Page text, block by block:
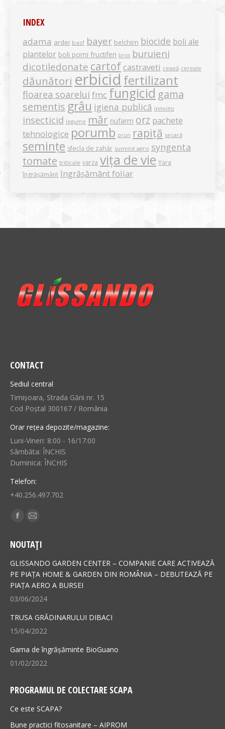
INDEX
adama ardei basf bayer belchim biocide boli ale
plantelor boli pomi fructiferi bros buruieni
dicotiledonate cartof castraveti ceapă cereale
dăunători erbicidfertilizant
floarea soarelui fmc fungicid gama
sementis grâu igiena publică innvigo
insecticid legume măr nufarm orz pachete
tehnologice porumb prun rapiță secară
semințe sfecla de zahăr summit agro syngenta
tomate triticale varza vița de vie Yara
îngrășământ îngrășământ foliar
CONTACT
Sediul central
Timișoara, Strada Gării nr. 15
Cod Poștal 300167 / România
Orar rețea depozite/magazine:
Luni-Vineri: 8:00 - 16/17:00
Sâmbăta: ÎNCHIS
Duminica: ÎNCHIS
Telefon:
+40.256.497.702
Find us on:
Facebook
opens
in
new
window
Mail
opens
in
new
window
NOUTAȚI
GLISSANDO GARDEN CENTER – COMPANIE CARE ACTIVEAZĂ
PE PIAȚA HOME & GARDEN DIN ROMÂNIA – DEBUTEAZĂ PE
PIAȚA AERO A BURSEI
03/06/2024
TRUSA GRĂDINARULUI DIBACI
15/04/2022
Gama de îngrășăminte BioGuano
01/02/2022
PROGRAMUL DE COLECTARE SCAPA
Ce este SCAPA?
Bune practici fitosanitare – AIPROM